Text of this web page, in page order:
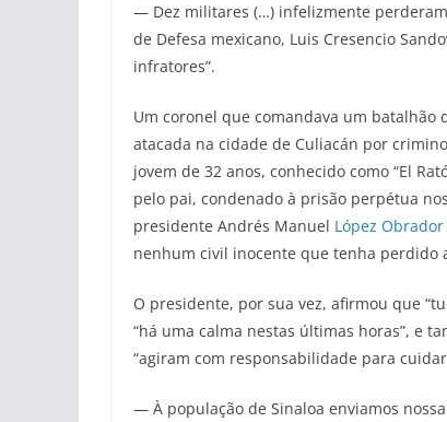
— Dez militares (…) infelizmente
de Defesa mexicano, Luis Cresencio
infratores”.
Um coronel que comandava um
atacada na cidade de Culiacán por
jovem de 32 anos, conhecido como “El
pelo pai, condenado à prisão perpétua
presidente Andrés Manuel López Obrador
nenhum civil inocente que tenha perdido
O presidente, por sua vez, afirmou que
“há uma calma nestas últimas horas”, e
“agiram com responsabilidade para
— À população de Sinaloa enviamos